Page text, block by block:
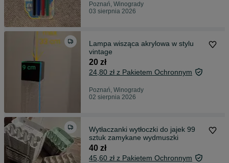
Poznań, Winogrady
03 sierpnia 2026
Lampa wisząca akrylowa w stylu
vintage
20 zł
24,80 zł z Pakietem Ochronnym
Poznań, Winogrady
02 sierpnia 2026
Wytłaczanki wytłoczki do jajek 99
sztuk zamykane wydmuszki
40 zł
45,60 zł z Pakietem Ochronnym